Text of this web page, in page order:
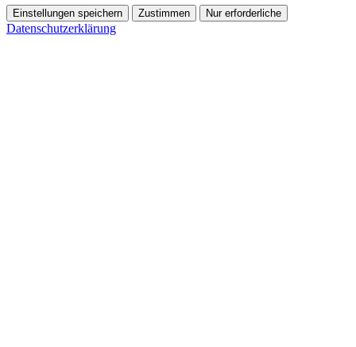
Einstellungen speichern Zustimmen Nur erforderliche
Datenschutzerklärung